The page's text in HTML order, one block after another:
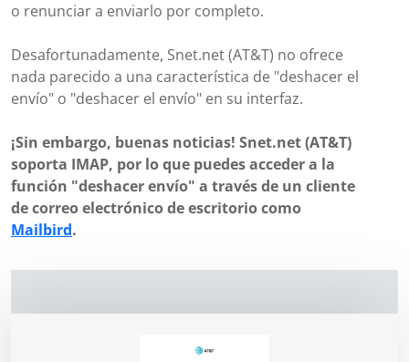
o renunciar a enviarlo por completo.
Desafortunadamente, Snet.net (AT&T) no ofrece
nada parecido a una característica de "deshacer el
envío" o "deshacer el envío" en su interfaz.
¡Sin embargo, buenas noticias! Snet.net (AT&T)
soporta IMAP, por lo que puedes acceder a la
función "deshacer envío" a través de un cliente
de correo electrónico de escritorio como
Mailbird.